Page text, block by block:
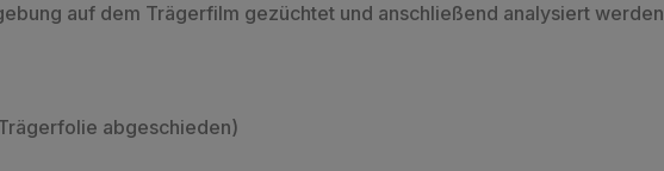
auf dem Trägerfilm gezüchtet und anschließend analysiert werden
abgeschieden)